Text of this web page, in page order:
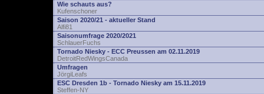
Wie schauts aus?
Kufenschoner
Saison 2020/21 - aktueller Stand
Alfi81
Saisonumfrage 2020/2021
SchlauerFuchs
Tornado Niesky - ECC Preussen am 02.11.2019
DetroitRedWingsCanada
Umfragen
JörgiLeafs
ESC Dresden 1b - Tornado Niesky am 15.11.2019
Steffen-NY